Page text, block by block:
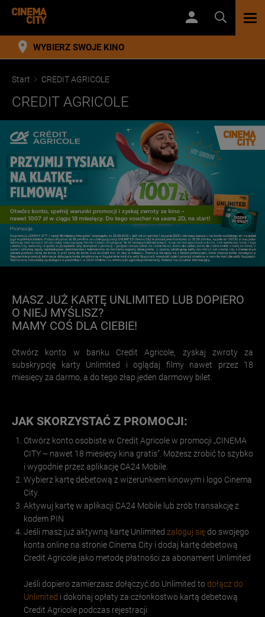
WYBIERZ SWOJE KINO
Start CREDIT AGRICOLE
CREDIT AGRICOLE
MASZ JUŻ KARTĘ UNLIMITED LUB DOPIERO
O NIEJ MYŚLISZ?
MAMY COŚ DLA CIEBIE!
Otwórz konto w banku Credit Agricole, zyskaj zwroty za
subskrypcję karty Unlimited i oglądaj filmy nawet przez 18
miesięcy za darmo, a do tego złap jeden darmowy bilet.
JAK SKORZYSTAĆ Z PROMOCJI:
Otwórz konto osobiste w Credit Agricole w promocji „CINEMA
CITY – nawet 18 miesięcy kina gratis”. Możesz zrobić to szybko
i wygodnie przez aplikację CA24 Mobile.
Wybierz kartę debetową z wizerunkiem kinowym i logo Cinema
City.
Aktywuj kartę w aplikacji CA24 Mobile lub zrób transakcję z
kodem PIN
Jeśli masz już aktywną kartę Unlimited zaloguj siędo swojego
konta online na stronie Cinema City i dodaj kartę debetową
Credit Agricole jako metodę płatności za abonament Unlimited
Jeśli dopiero zamierzasz dołączyć do Unlimited to dołącz do
Unlimited i dokonaj opłaty za członkostwo kartą debetową
Credit Agricole podczas rejestracji